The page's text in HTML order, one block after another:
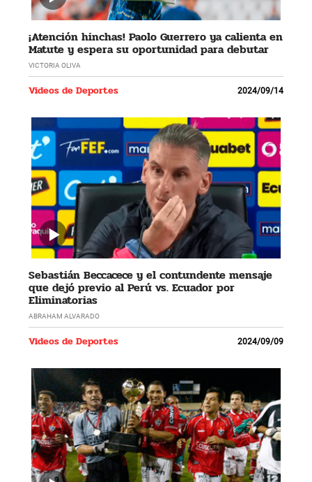
¡Atención hinchas! Paolo Guerrero ya calienta en
Matute y espera su oportunidad para debutar
VICTORIA OLIVA
Videos de Deportes 2024/09/14
Sebastián Beccacece y el contundente mensaje
que dejó previo al Perú vs. Ecuador por
Eliminatorias
ABRAHAM ALVARADO
Videos de Deportes 2024/09/09